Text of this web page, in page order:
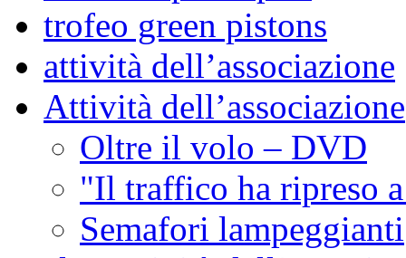
trofeo green pistons
attività dell’associazione
Attività dell’associazione
Oltre il volo – DVD
"Il traffico ha ripreso
Semafori lampeggianti